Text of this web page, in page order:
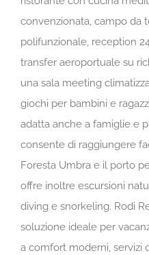
convenzionata, campo da
polifunzionale, reception
transfer aeroportuale su
una sala meeting
giochi per bambini e
adatta anche a famiglie e
consente di raggiungere
Foresta Umbra e il porto
offre inoltre escursioni
diving e snorkeling. Rodi
soluzione ideale per
a comfort moderni, servizi